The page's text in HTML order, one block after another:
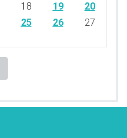
18 19
20
25 26
27